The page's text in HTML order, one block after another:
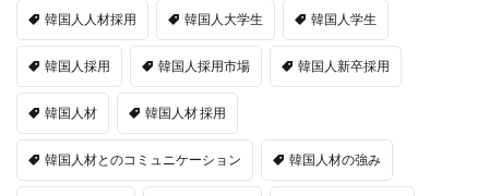
韓国人人材採用 韓国人大学生 韓国人学生
韓国人採用 韓国人採用市場 韓国人新卒採用
韓国人材 韓国人材 採用
韓国人材とのコミュニケーション 韓国人材の強み